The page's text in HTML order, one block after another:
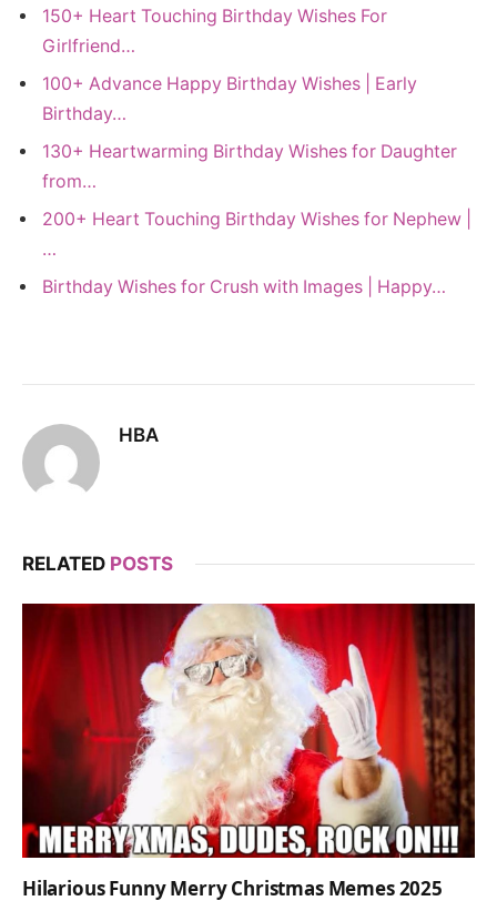
150+ Heart Touching Birthday Wishes For
Girlfriend…
100+ Advance Happy Birthday Wishes | Early
Birthday…
130+ Heartwarming Birthday Wishes for Daughter
from…
200+ Heart Touching Birthday Wishes for Nephew |
…
Birthday Wishes for Crush with Images | Happy…
HBA
RELATED POSTS
Hilarious Funny Merry Christmas Memes 2025